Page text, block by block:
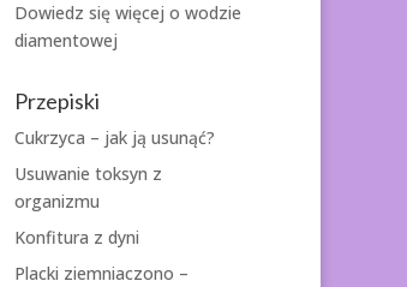
Dowiedz się więcej o wodzie
diamentowej
Przepiski
Cukrzyca – jak ją usunąć?
Usuwanie toksyn z
organizmu
Konfitura z dyni
Placki ziemniaczono –